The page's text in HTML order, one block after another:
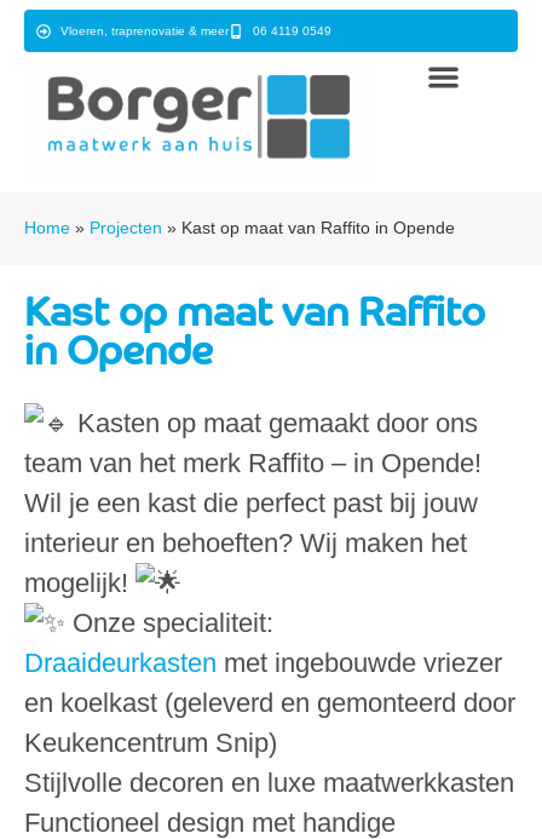
Vloeren, traprenovatie & meer 06 4119 0549
Home » Projecten » Kast op maat van Raffito in Opende
Kast op maat van Raffito
in Opende
Kasten op maat gemaakt door ons
team van het merk Raffito – in Opende!
Wil je een kast die perfect past bij jouw
interieur en behoeften? Wij maken het
mogelijk!
Onze specialiteit:
Draaideurkasten met ingebouwde vriezer
en koelkast (geleverd en gemonteerd door
Keukencentrum Snip)
Stijlvolle decoren en luxe maatwerkkasten
Functioneel design met handige